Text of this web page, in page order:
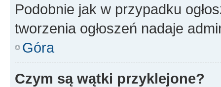
Podobnie jak w przypadku
tworzenia ogłoszeń nadaje
Góra
Czym są wątki przyklejone?